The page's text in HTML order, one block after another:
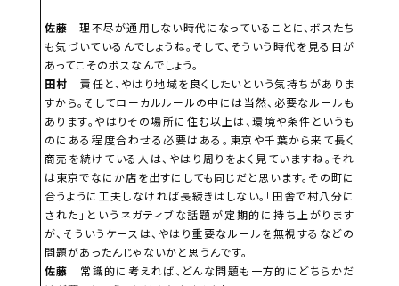
佐藤 理不尽が通用しない時代になっていることに、ボスたち
も気づいているんでしょうね。そして、そういう時代を見る目が
あってこそのボスなんでしょう。
田村
責任と、やはり地域を良くしたいという気持ちがありま
すから。そしてローカルルールの中には当然、必要なルールも
あります。やはりその場所に住む以上は、環境や条件というも
のにある程度合わせる必要はある。東京や千葉から来て長く
商売を続けている人は、やはり周りをよく見ていますね。それ
は東京でなにか店を出すにしても同じだと思います。その町に
合うように工夫しなければ長続きはしない。「田舎で村八分に
された」というネガティブな話題が定期的に持ち上がります
が、そういうケースは、やはり重要なルールを無視するなどの
問題があったんじゃないかと思うんです。
佐藤 常識的に考えれば、どんな問題も一方的にどちらかだ